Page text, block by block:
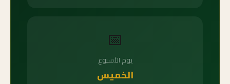
📅
يوم الأسبوع
الخميس